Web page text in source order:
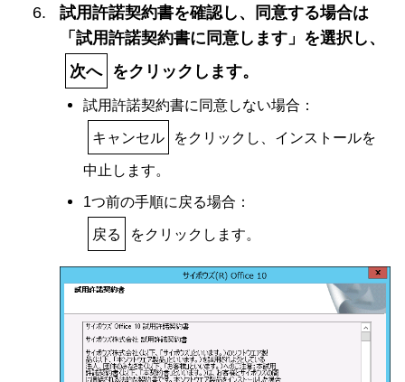
試用許諾契約書を確認し、同意する場合は
「試用許諾契約書に同意します」を選択し、
次へ をクリックします。
試用許諾契約書に同意しない場合：
キャンセル をクリックし、インストールを
中止します。
1つ前の手順に戻る場合：
戻る をクリックします。